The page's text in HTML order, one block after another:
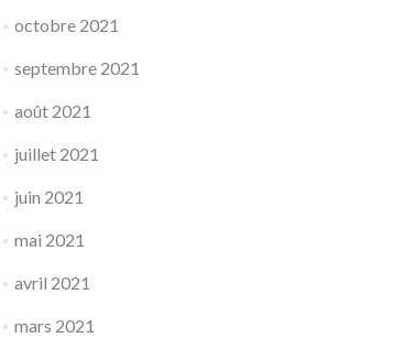
octobre 2021
septembre 2021
août 2021
juillet 2021
juin 2021
mai 2021
avril 2021
mars 2021